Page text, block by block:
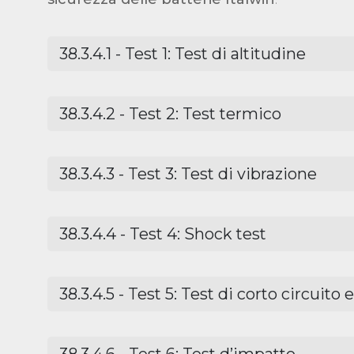
38.3.4.1 - Test 1: Test di altitudine
38.3.4.2 - Test 2: Test termico
38.3.4.3 - Test 3: Test di vibrazione
38.3.4.4 - Test 4: Shock test
38.3.4.5 - Test 5: Test di corto circuito